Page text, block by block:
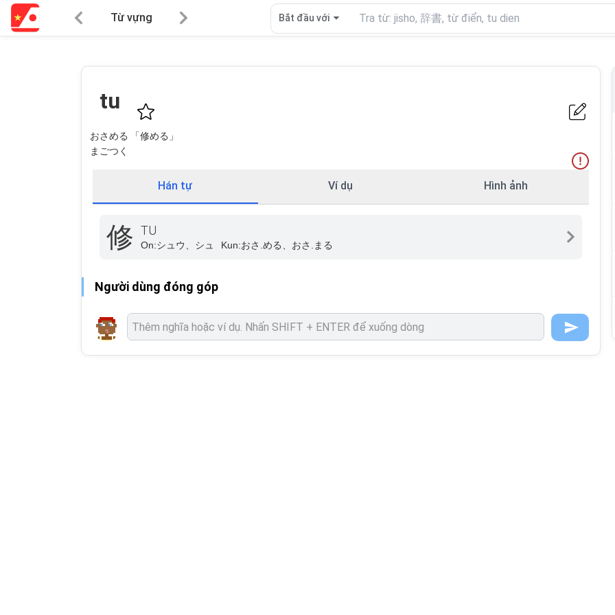
Từ vựng Bắt đầu với
tu
おさめる 「修める」
まごつく
Hán tự Ví dụ Hình ảnh
修 TU
On:シュウ、シュ Kun:おさ.める、おさ.まる
Người dùng đóng góp